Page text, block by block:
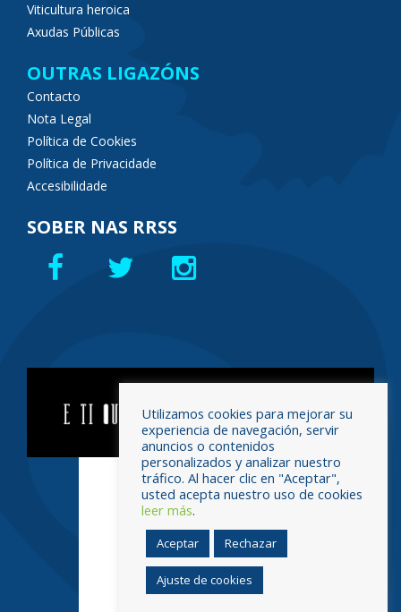
Viticultura heroica
Axudas Públicas
OUTRAS LIGAZÓNS
Contacto
Nota Legal
Política de Cookies
Política de Privacidade
Accesibilidade
SOBER NAS RRSS
Utilizamos cookies para mejorar su
experiencia de navegación, servir
anuncios o contenidos
personalizados y analizar nuestro
tráfico. Al hacer clic en "Aceptar",
usted acepta nuestro uso de cookies
leer más.
Aceptar Rechazar
Ajuste de cookies